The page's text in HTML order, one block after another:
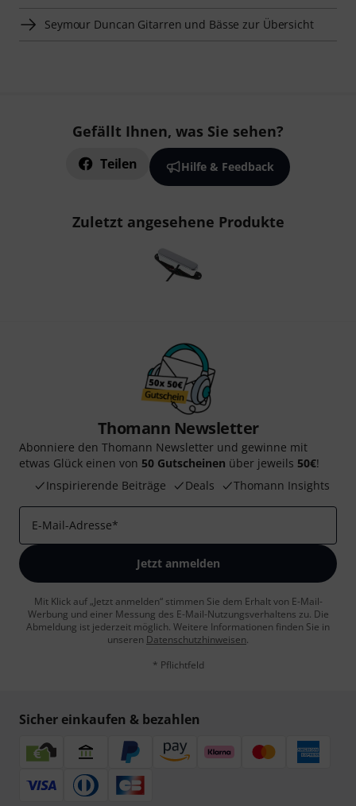
Seymour Duncan Gitarren und Bässe zur Übersicht
Gefällt Ihnen, was Sie sehen?
Teilen Hilfe & Feedback
Zuletzt angesehene Produkte
Thomann Newsletter
Abonniere den Thomann Newsletter und gewinne mit
etwas Glück einen von 50 Gutscheinen über jeweils 50€!
Inspirierende Beiträge
Deals Thomann Insights
E-Mail-Adresse*
Jetzt anmelden
Mit Klick auf „Jetzt anmelden“ stimmen Sie dem Erhalt von E-Mail-
Werbung und einer Messung des E-Mail-Nutzungsverhaltens zu. Die
Abmeldung ist jederzeit möglich. Weitere Informationen finden Sie in
unseren Datenschutzhinweisen.
* Pflichtfeld
Sicher einkaufen & bezahlen